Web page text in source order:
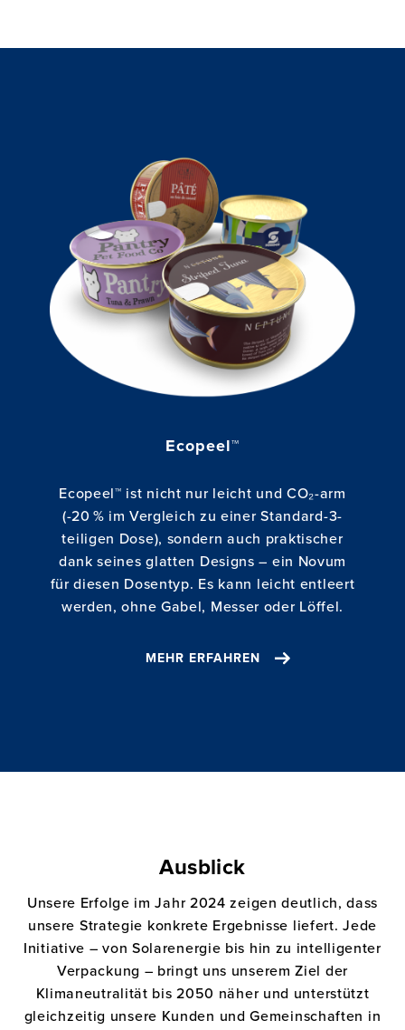
Ecopeel™
Ecopeel™ ist nicht nur leicht und CO₂-arm
(-20 % im Vergleich zu einer Standard-3-
teiligen Dose), sondern auch praktischer
dank seines glatten Designs – ein Novum
für diesen Dosentyp. Es kann leicht entleert
werden, ohne Gabel, Messer oder Löffel.
MEHR ERFAHREN
Ausblick
Unsere Erfolge im Jahr 2024 zeigen deutlich, dass
unsere Strategie konkrete Ergebnisse liefert. Jede
Initiative – von Solarenergie bis hin zu intelligenter
Verpackung – bringt uns unserem Ziel der
Klimaneutralität bis 2050 näher und unterstützt
gleichzeitig unsere Kunden und Gemeinschaften in